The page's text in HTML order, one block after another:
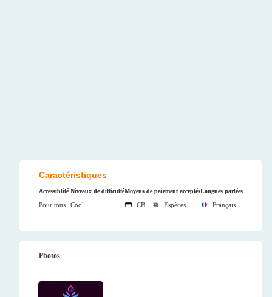
Caractéristiques
Accessiblité
Pour tous
Niveaux de difficulté
Cool
Moyens de paiement acceptés
CB Espèces
Langues parlées
Français
Photos